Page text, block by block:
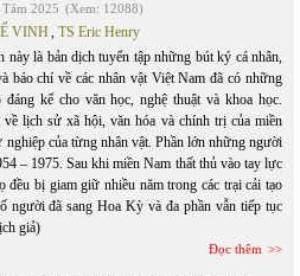
2025 (Xem: 12088)
VINH, TS Eric Henry
này là bản dịch tuyển tập những bút ký cá nhân,
báo chí về các nhân vật Việt Nam đã có những
đáng kể cho văn học, nghệ thuật và khoa học.
lịch sử xã hội, văn hóa và chính trị của miền
của từng nhân vật. Phần lớn những người
– 1975. Sau khi miền Nam thất thủ vào tay lực
đều bị giam giữ nhiều năm trong các trại cải tạo
người đã sang Hoa Kỳ và đa phần vẫn tiếp tục
giả)
Đọc thêm